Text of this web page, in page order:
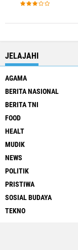
JELAJAHI
AGAMA
BERITA NASIONAL
BERITA TNI
FOOD
HEALT
MUDIK
NEWS
POLITIK
PRISTIWA
SOSIAL BUDAYA
TEKNO